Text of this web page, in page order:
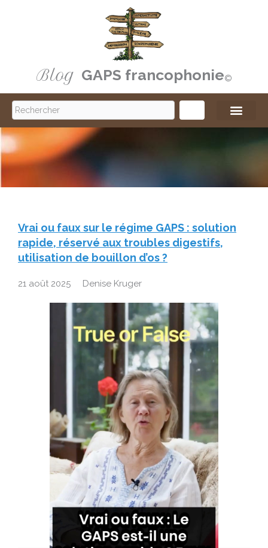
Blog GAPS francophonie©️
S
e
a
c
Vrai ou faux sur le régime GAPS : solution
rapide, réservé aux troubles digestifs,
utilisation de bouillon d’os ?
21 août 2025 Denise Kruger